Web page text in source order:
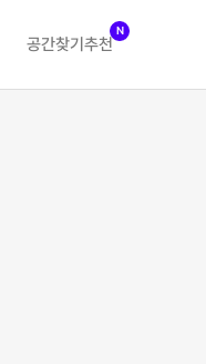
공간찾기 추천
N